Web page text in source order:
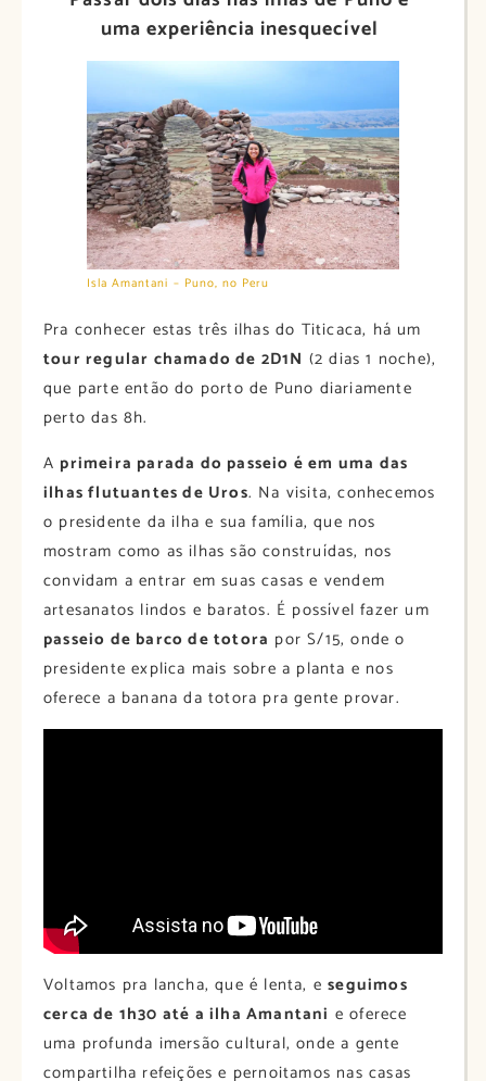
uma experiência inesquecível
Isla Amantani – Puno, no Peru
Pra conhecer estas três ilhas do Titicaca, há um
tour regular chamado de 2D1N (2 dias 1 noche),
que parte então do porto de Puno diariamente
perto das 8h.
A primeira parada do passeio é em uma das
ilhas flutuantes de Uros. Na visita, conhecemos
o presidente da ilha e sua família, que nos
mostram como as ilhas são construídas, nos
convidam a entrar em suas casas e vendem
artesanatos lindos e baratos. É possível fazer um
passeio de barco de totora por S/15, onde o
presidente explica mais sobre a planta e nos
oferece a banana da totora pra gente provar.
Voltamos pra lancha, que é lenta, eseguimos
cerca de 1h30 até a ilha Amantani e oferece
uma profunda imersão cultural, onde a gente
compartilha refeições e pernoitamos nas casas